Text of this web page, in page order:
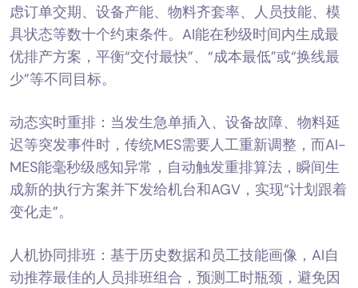
虑订单交期、设备产能、物料齐套率、人员技能、模
具状态等数十个约束条件。AI能在秒级时间内生成最
优排产方案，平衡“交付最快”、“成本最低”或“换线最
少”等不同目标。
动态实时重排：当发生急单插入、设备故障、物料延
迟等突发事件时，传统MES需要人工重新调整，而AI-
MES能毫秒级感知异常，自动触发重排算法，瞬间生
成新的执行方案并下发给机台和AGV，实现“计划跟着
变化走”。
人机协同排班：基于历史数据和员工技能画像，AI自
动推荐最佳的人员排班组合，预测工时瓶颈，避免因